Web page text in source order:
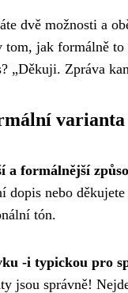
dvě možnosti a
jak formálně to
„Děkuji. Zpráva
varianta
a formálnější
nebo
tón.
-i typickou pro
jsou správně!